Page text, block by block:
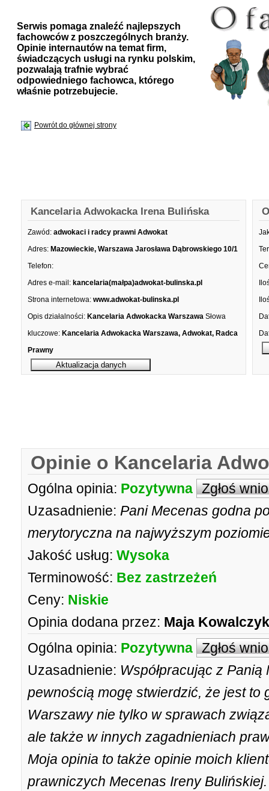
Serwis pomaga znaleźć najlepszych
fachowców z poszczególnych branży.
Opinie internautów na temat firm,
świadczących usługi na rynku polskim,
pozwalają trafnie wybrać
odpowiedniego fachowca, którego
właśnie potrzebujecie.
Powrót do głównej strony
Kancelaria Adwokacka Irena Bulińska
Zawód: adwokaci i radcy prawni Adwokat
Adres: Mazowieckie, Warszawa Jarosława Dąbrowskiego 10/1
Telefon:
Adres e-mail: kancelaria(małpa)adwokat-bulinska.pl
Strona internetowa: www.adwokat-bulinska.pl
Opis działalności: Kancelaria Adwokacka Warszawa Słowa
kluczowe: Kancelaria Adwokacka Warszawa, Adwokat, Radca
Prawny
Opinie o Kancelaria
Ogólna opinia: Pozytywna Zgłoś
Uzasadnienie: Pani Mecenas godna
merytoryczna na najwyższym
Jakość usług: Wysoka
Terminowość: Bez zastrzeżeń
Ceny: Niskie
Opinia dodana przez: Maja Kowalczyk
Ogólna opinia: Pozytywna Zgłoś
Uzasadnienie: Współpracując z
pewnością mogę stwierdzić, że jest to
Warszawy nie tylko w sprawach
ale także w innych zagadnieniach
Moja opinia to także opinie moich
prawniczych Mecenas Ireny